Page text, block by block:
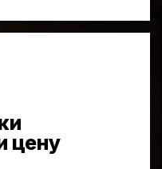
цену